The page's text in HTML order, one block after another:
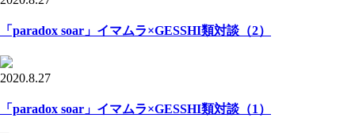
「paradox soar」イマムラ×GESSHI類対談（2）
2020.8.27
「paradox soar」イマムラ×GESSHI類対談（1）